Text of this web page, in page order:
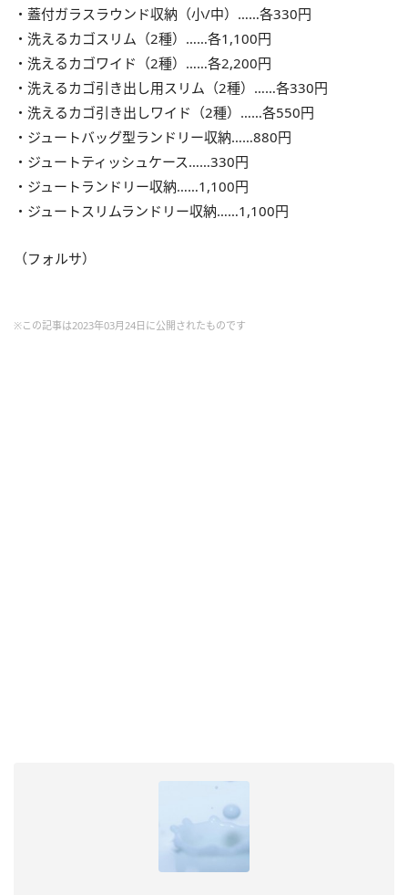
・蓋付ガラスラウンド収納（小/中）……各330円
・洗えるカゴスリム（2種）……各1,100円
・洗えるカゴワイド（2種）……各2,200円
・洗えるカゴ引き出し用スリム（2種）……各330円
・洗えるカゴ引き出しワイド（2種）……各550円
・ジュートバッグ型ランドリー収納……880円
・ジュートティッシュケース……330円
・ジュートランドリー収納……1,100円
・ジュートスリムランドリー収納……1,100円
（フォルサ）
※この記事は2023年03月24日に公開されたものです